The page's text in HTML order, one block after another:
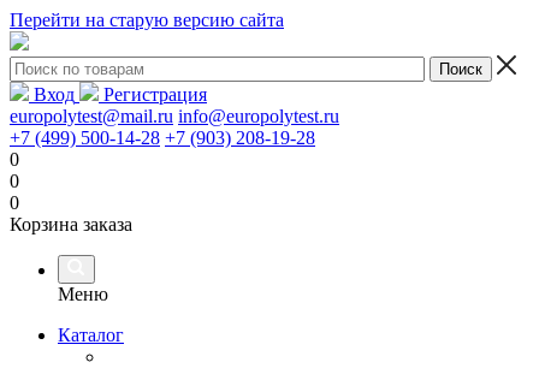
Перейти на старую версию сайта
Вход
Регистрация
europolytest@mail.ru info@europolytest.ru
+7 (499) 500-14-28 +7 (903) 208-19-28
0
0
0
Корзина заказа
Меню
Каталог